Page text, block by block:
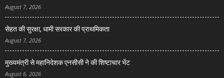
August 7, 2026
सेहत की सुरक्षा, धामी सरकार की प्राथमिकता
August 7, 2026
मुख्यमंत्री से महानिदेशक एनसीसी ने की शिष्टाचार भेंट
August 6, 2026